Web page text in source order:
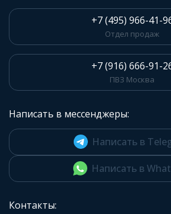
+7 (495) 966-41-
Отдел продаж
+7 (916) 666-91-
ПВЗ Москва
Написать в мессенджеры:
Написать в
Написать в
Контакты: